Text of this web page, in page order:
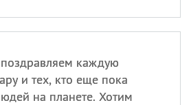
каждую
и тех, кто еще пока
на планете. Хотим